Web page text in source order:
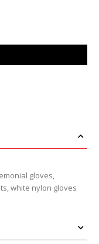
gloves,
white nylon gloves